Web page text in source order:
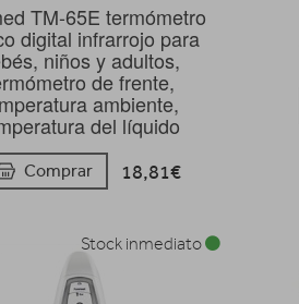
TM-65E termómetro
digital infrarrojo para
niños y adultos,
de frente,
ambiente,
del líquido
Comprar 18,81€
Stock inmediato